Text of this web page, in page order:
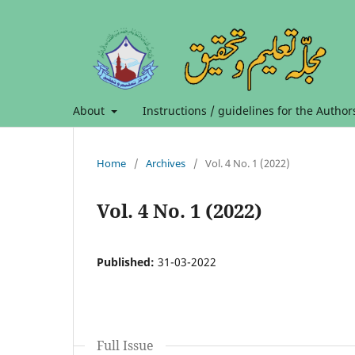
About Instructions / guidelines for the
Home / Archives / Vol. 4 No. 1 (2022)
Vol. 4 No. 1 (2022)
Published: 31-03-2022
Full Issue